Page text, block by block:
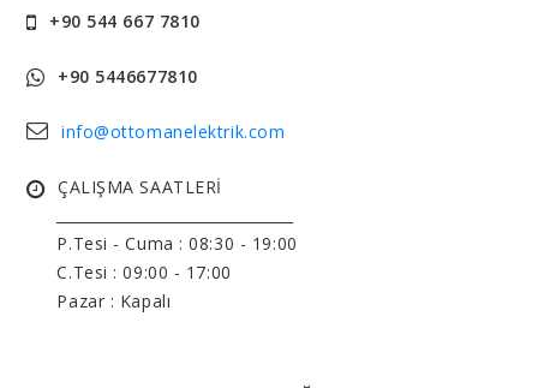
+90 544 667 7810
+90 5446677810
info@ottomanelektrik.com
ÇALIŞMA SAATLERİ
P.Tesi - Cuma : 08:30 - 19:00
C.Tesi : 09:00 - 17:00
Pazar : Kapalı